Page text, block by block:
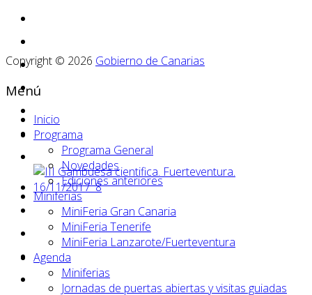
Copyright © 2026 Gobierno de Canarias
Menú
Inicio
Programa
Programa General
Novedades
Ediciones anteriores
Miniferias
MiniFeria Gran Canaria
MiniFeria Tenerife
MiniFeria Lanzarote/Fuerteventura
Agenda
Miniferias
Jornadas de puertas abiertas y visitas guiadas